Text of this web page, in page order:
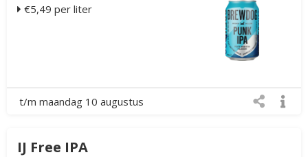
€5,49 per liter
t/m maandag 10 augustus
IJ Free IPA